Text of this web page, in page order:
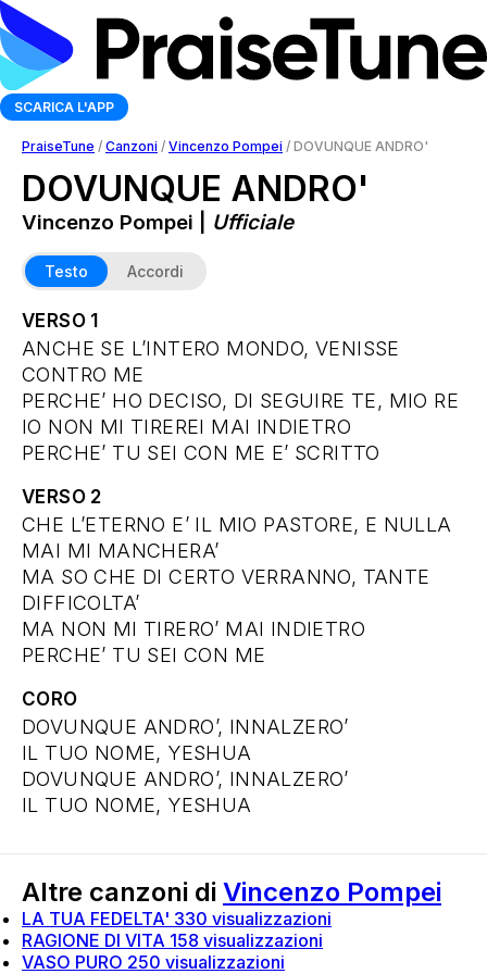
SCARICA L'APP
PraiseTune / Canzoni / Vincenzo Pompei / DOVUNQUE ANDRO'
DOVUNQUE ANDRO'
Vincenzo Pompei | Ufficiale
Testo Accordi
VERSO 1
ANCHE SE L’INTERO MONDO, VENISSE
CONTRO ME
PERCHE’ HO DECISO, DI SEGUIRE TE, MIO RE
IO NON MI TIREREI MAI INDIETRO
PERCHE’ TU SEI CON ME E’ SCRITTO
VERSO 2
CHE L’ETERNO E’ IL MIO PASTORE, E NULLA
MAI MI MANCHERA’
MA SO CHE DI CERTO VERRANNO, TANTE
DIFFICOLTA’
MA NON MI TIRERO’ MAI INDIETRO
PERCHE’ TU SEI CON ME
CORO
DOVUNQUE ANDRO’, INNALZERO’
IL TUO NOME, YESHUA
DOVUNQUE ANDRO’, INNALZERO’
IL TUO NOME, YESHUA
Altre canzoni di Vincenzo Pompei
LA TUA FEDELTA' 330 visualizzazioni
RAGIONE DI VITA 158 visualizzazioni
VASO PURO 250 visualizzazioni